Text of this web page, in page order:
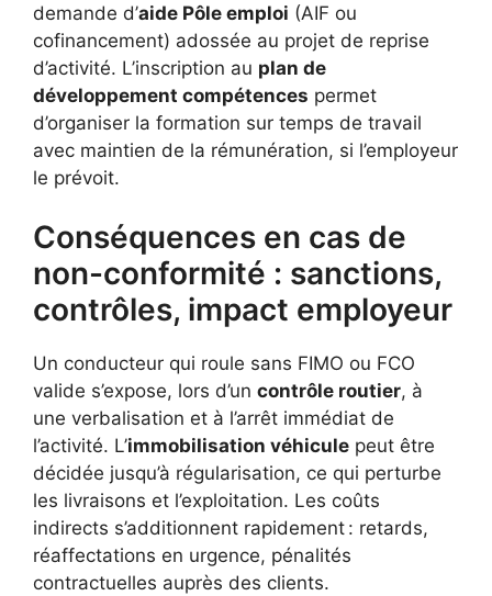
demande d’aide Pôle emploi (AIF ou
cofinancement) adossée au projet de reprise
d’activité. L’inscription au plan de
développement compétences permet
d’organiser la formation sur temps de travail
avec maintien de la rémunération, si l’employeur
le prévoit.
Conséquences en cas de
non-conformité : sanctions,
contrôles, impact employeur
Un conducteur qui roule sans FIMO ou FCO
valide s’expose, lors d’un contrôle routier, à
une verbalisation et à l’arrêt immédiat de
l’activité. L’immobilisation véhicule peut être
décidée jusqu’à régularisation, ce qui perturbe
les livraisons et l’exploitation. Les coûts
indirects s’additionnent rapidement : retards,
réaffectations en urgence, pénalités
contractuelles auprès des clients.